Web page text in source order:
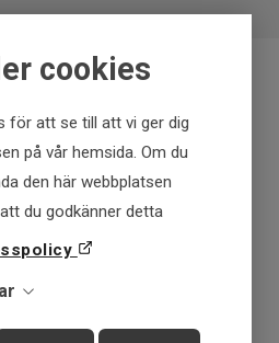
cookies
för att se till att vi ger dig
på vår hemsida. Om du
den här webbplatsen
du godkänner detta
över 699 kr
- Betala senare
leveranser
dagar öppet köp